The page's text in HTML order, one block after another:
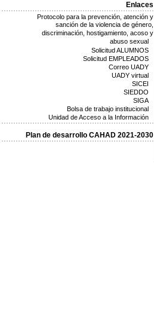
Enlaces
Protocolo para la prevención, atención y
sanción de la violencia de género,
discriminación, hostigamiento, acoso y
abuso sexual
Solicitud ALUMNOS
Solicitud EMPLEADOS
Correo UADY
UADY virtual
SICEI
SIEDDO
SIGA
Bolsa de trabajo institucional
Unidad de Acceso a la Información
Plan de desarrollo CAHAD 2021-2030